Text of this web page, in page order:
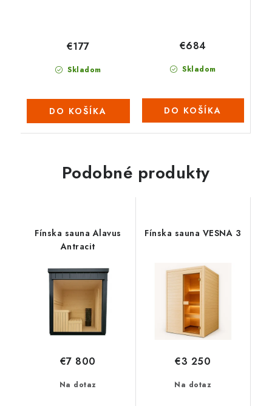
Skladom
€177
DO KOŠÍKA
Skladom
€684
DO KOŠÍKA
Podobné produkty
Fínska sauna Alavus
Antracit
Na dotaz
€7 800
Fínska sauna VESNA 3
Na dotaz
€3 250